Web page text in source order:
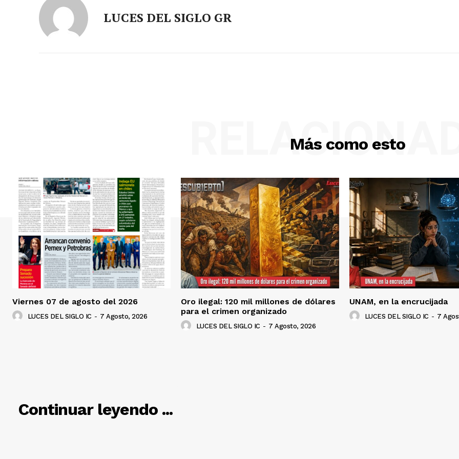
LUCES DEL SIGLO GR
Más como esto
Viernes 07 de agosto del 2026
LUCES DEL SIGLO IC - 7 Agosto, 2026
Oro ilegal: 120 mil millones de dólares
para el crimen organizado
LUCES DEL SIGLO IC - 7 Agosto, 2026
UNAM, en la encrucijada
LUCES DEL SIGLO IC - 7
Continuar leyendo ...
RELACIONADO